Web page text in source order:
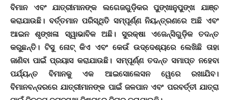
ବିମାନ ଏବଂ ଯାତ୍ରୀମାନଙ୍କ ଲଗେଜଗୁଡ଼ିକର ପୁଙ୍ଖାନୁପୁଙ୍ଖ ଯାଞ୍ଚ
କରାଯାଉଛି। ବର୍ତ୍ତମାନ ପରିସ୍ଥିତି ସମ୍ପୂର୍ଣ୍ଣ ନିୟନ୍ତ୍ରଣରେ ଅଛି ଏବଂ
ଆଇନ ଶୃଙ୍ଖଳା ସ୍ୱାଭାବିକ ଅଛି। ସୁରକ୍ଷା ଏଜେନ୍ସିଗୁଡ଼ିକ ତଦନ୍ତ
କରୁଛନ୍ତି। ଟିସୁ ନୋଟ୍ କିଏ ଏବଂ କେଉଁ ଉଦ୍ଦେଶ୍ୟରେ ଲେଖିଛି ତାହା
ଜାଣିବା ପାଇଁପ୍ରୟାସ କରାଯାଉଛି। ସମ୍ପୂର୍ଣ୍ଣ ତଦନ୍ତ ସମାପ୍ତ ନହେବା
ପର୍ଯ୍ୟନ୍ତ ବିମାନକୁ ଏକ ଆଇସୋଲେସନ ୱେରେ ରଖାଯିବ।
ବିମାନବନ୍ଦରରେ ଯାତ୍ରୀମାନଙ୍କ ପାଇଁ ଜଳପାନ ଏବଂ ପରବର୍ତ୍ତୀ ଯାତ୍ରା